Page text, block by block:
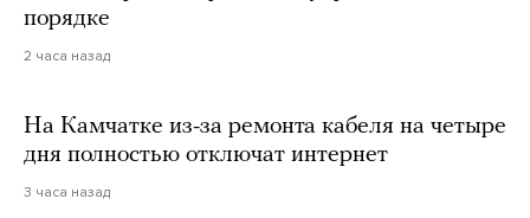
порядке
2 часа назад
На Камчатке из-за ремонта кабеля на четыре
дня полностью отключат интернет
3 часа назад